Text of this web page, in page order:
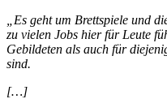
„Es geht um Brettspiele und
zu vielen Jobs hier für Leute
Gebildeten als auch für
sind.
[…]